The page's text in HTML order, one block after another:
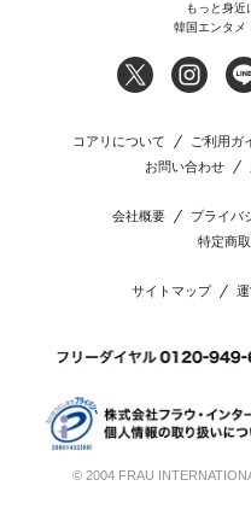
もっと身近
韓国エンタメ
コアリについて ご利用ガ
お問い合わせ
会社概要 プライバ
特定商
サイトマップ
© 2004 FRAU